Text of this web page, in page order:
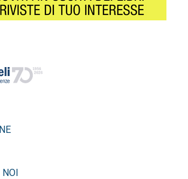
NOI